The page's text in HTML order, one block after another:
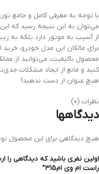
می‌توان به این نتیجه رسید که
از آسیب به موتور دارد بلکه به
برای مالکان این مدل خودرو،
محصول باکیفیت، می‌توانید از
کنید و مانع از ایجاد مشکلات
هیچ عنوان از دست ندهید!
نظرات (0)
دیدگاهها
هیچ دیدگاهی برای این محصول
اولین نفری باشید که دیدگاهی را
راست ام وی ام315”